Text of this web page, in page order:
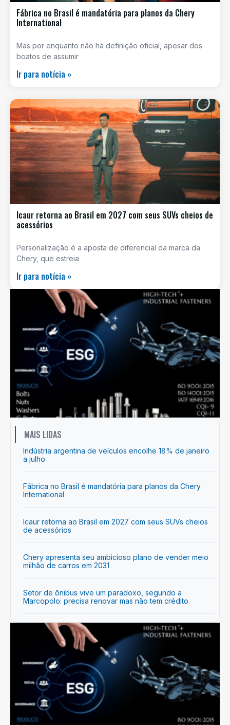
Fábrica no Brasil é mandatória para planos da Chery
International
Mas por enquanto não há definição oficial, apesar dos
boatos de assumir
Ir para notícia »
Icaur retorna ao Brasil em 2027 com seus SUVs cheios de
acessórios
Personalização é a aposta de diferencial da marca da
Chery, que estreia
Ir para notícia »
MAIS LIDAS
Indústria argentina de veículos encolhe 18% de janeiro
a julho
Fábrica no Brasil é mandatória para planos da Chery
International
Icaur retorna ao Brasil em 2027 com seus SUVs cheios
de acessórios
Chery apresenta seu ambicioso plano de vender meio
milhão de carros em 2031
Setor de ônibus vive um paradoxo, segundo a
Marcopolo: precisa renovar mas não tem crédito.